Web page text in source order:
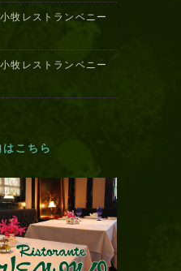
牧レストランベニー
牧レストランベニー
こちら